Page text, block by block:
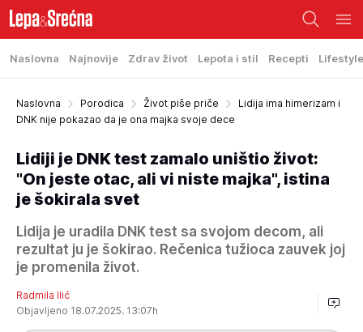
Naslovna Najnovije Zdrav život Lepota i stil Recepti Lifestyle
Naslovna Porodica Život piše priče
Lidija ima himerizam i
DNK nije pokazao da je ona majka svoje dece
Lidiji je DNK test zamalo uništio život:
"On jeste otac, ali vi niste majka", istina
je šokirala svet
Lidija je uradila DNK test sa svojom decom, ali
rezultat ju je šokirao. Rečenica tužioca zauvek joj
je promenila život.
Radmila Ilić
Objavljeno 18.07.2025. 13:07h